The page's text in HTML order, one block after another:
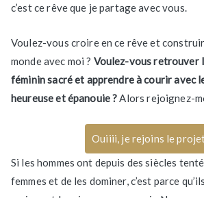
c’est ce rêve que je partage avec vous.
Voulez-vous croire en ce rêve et
monde avec moi ? Voulez-vous retrouver
féminin sacré et apprendre à courir avec
heureuse et épanouie ?Alors rejoignez-
Ouiiii, je rejoins le
Si les hommes ont depuis des siècles
femmes et de les dominer, c’est parce